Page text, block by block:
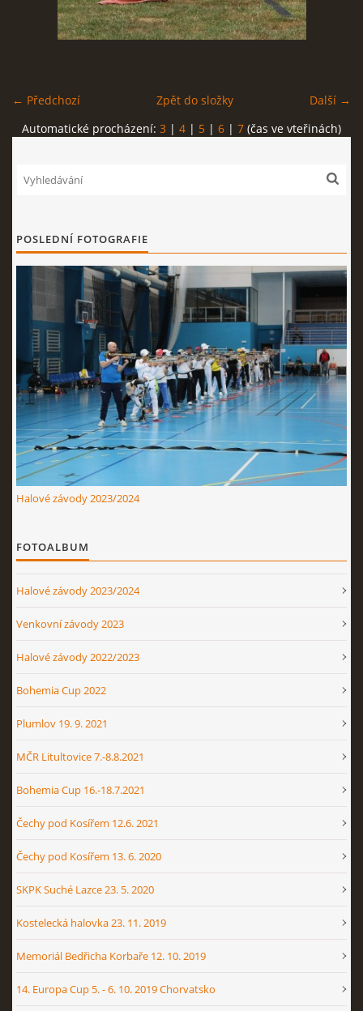
OSTATNÍ
VIDEO
← Předchozí Další →
Zpět do složky
Automatické procházení: 3 | 4 | 5 | 6 | 7 (čas ve vteřinách)
POSLEDNÍ FOTOGRAFIE
Halové závody 2023/2024
FOTOALBUM
Halové závody 2023/2024
Venkovní závody 2023
Halové závody 2022/2023
Bohemia Cup 2022
Plumlov 19. 9. 2021
MČR Litultovice 7.-8.8.2021
Bohemia Cup 16.-18.7.2021
Čechy pod Kosířem 12.6. 2021
Čechy pod Kosířem 13. 6. 2020
SKPK Suché Lazce 23. 5. 2020
Kostelecká halovka 23. 11. 2019
Memoriál Bedřicha Korbaře 12. 10. 2019
14. Europa Cup 5. - 6. 10. 2019 Chorvatsko